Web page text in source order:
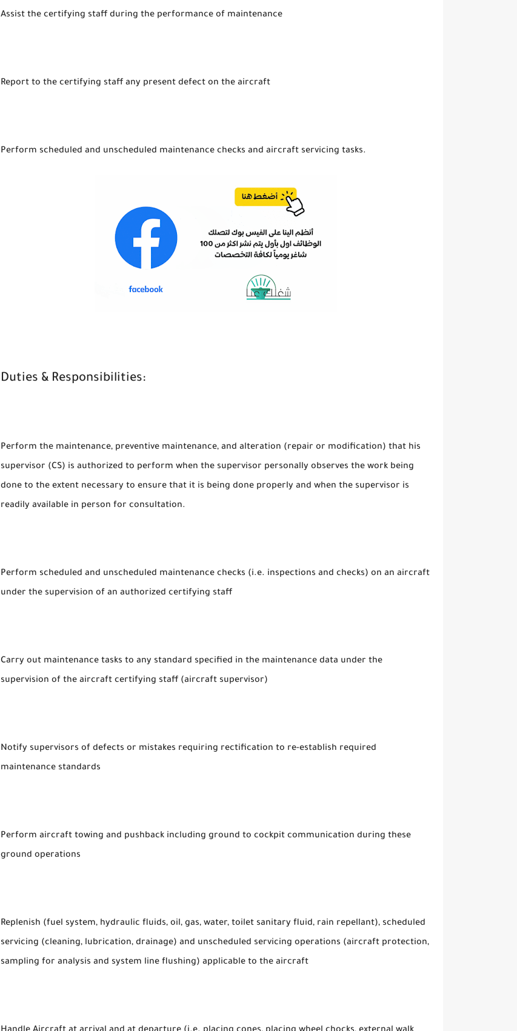
Assist the certifying staff during the performance of maintenance
Report to the certifying staff any present defect on the aircraft
Perform scheduled and unscheduled maintenance checks and aircraft servicing tasks.
Duties & Responsibilities:
Perform the maintenance, preventive maintenance, and alteration (repair or modification) that his
supervisor (CS) is authorized to perform when the supervisor personally observes the work being
done to the extent necessary to ensure that it is being done properly and when the supervisor is
readily available in person for consultation.
Perform scheduled and unscheduled maintenance checks (i.e. inspections and checks) on an aircraft
under the supervision of an authorized certifying staff
Carry out maintenance tasks to any standard specified in the maintenance data under the
supervision of the aircraft certifying staff (aircraft supervisor)
Notify supervisors of defects or mistakes requiring rectification to re-establish required
maintenance standards
Perform aircraft towing and pushback including ground to cockpit communication during these
ground operations
Replenish (fuel system, hydraulic fluids, oil, gas, water, toilet sanitary fluid, rain repellant), scheduled
servicing (cleaning, lubrication, drainage) and unscheduled servicing operations (aircraft protection,
sampling for analysis and system line flushing) applicable to the aircraft